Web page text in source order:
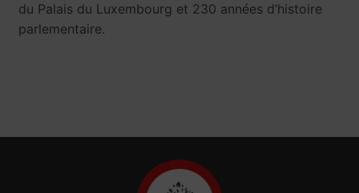
du Palais du Luxembourg et 230 années d’histoire
parlementaire.